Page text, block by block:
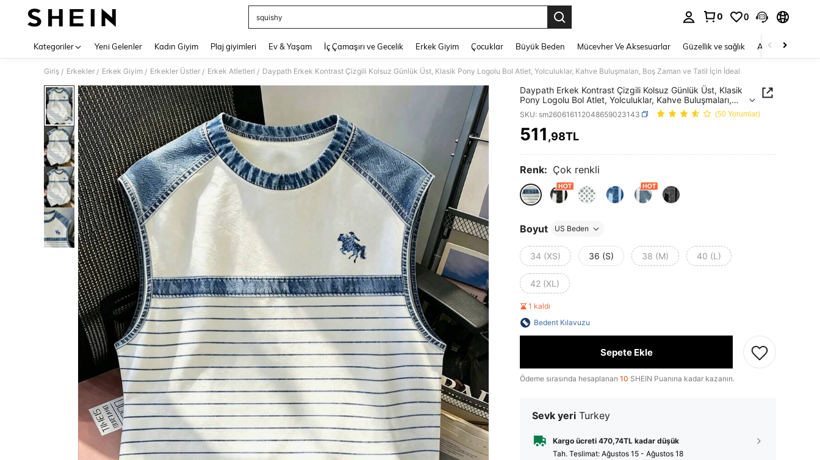
squishy
0 0
Kategoriler Yeni Gelenler Kadın Giyim Plaj giyimleri Ev & Yaşam İç Çamaşırı ve Gecelik Erkek Giyim Çocuklar Büyük Beden Mücevher Ve Aksesuarlar Güzellik ve sağlık Ayakkabı
Giriş / Erkekler / Erkek Giyim / Erkekler Üstler / Erkek Atletleri / Daypath Erkek Kontrast Çizgili Kolsuz Günlük Üst, Klasik Pony Logolu Bol Atlet, Yolculuklar, Kahve Buluşmaları, Boş Zaman ve Tatil İçin İdeal
Daypath Erkek Kontrast Çizgili Kolsuz Günlük Üst, Klasik
Pony Logolu Bol Atlet, Yolculuklar, Kahve Buluşmaları,
Boş Zaman ve Tatil İçin İdeal
SKU: sm260616112048659023143 (50 Yorumlar)
PRICE AND AVAILABILITY
511,98TL
Renk: Çok renkli
Boyut US Beden
34 (XS) 36 (S) 38 (M) 40 (L)
42 (XL)
1 kaldı
Bedent Kılavuzu
Sepete Ekle
Ödeme sırasında hesaplanan 10 SHEIN Puanına kadar kazanın.
Sevk yeri Turkey
Kargo ücreti 470,74TL kadar düşük
Tah. Teslimat: Ağustos 15 - Ağustos 18